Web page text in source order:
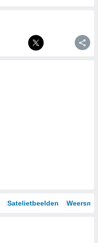
Satelietbeelden